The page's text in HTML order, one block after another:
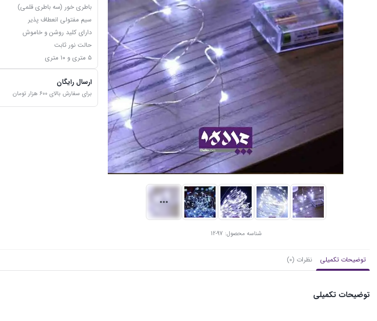
شناسه محصول: 97-12
باطری خور (سه باطری قلمی)
سیم مفتولی انعطاف پذیر
دارای کلید روشن و خاموش
حالت نور ثابت
۵ متری و ۱۰ متری
ارسال رایگان
برای سفارش بالای ۶۰۰ هزار تومان
توضیحات تکمیلی نظرات (0)
توضیحات تکمیلی